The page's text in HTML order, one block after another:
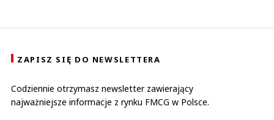
ZAPISZ SIĘ DO NEWSLETTERA
Codziennie otrzymasz newsletter zawierający
najważniejsze informacje z rynku FMCG w Polsce.